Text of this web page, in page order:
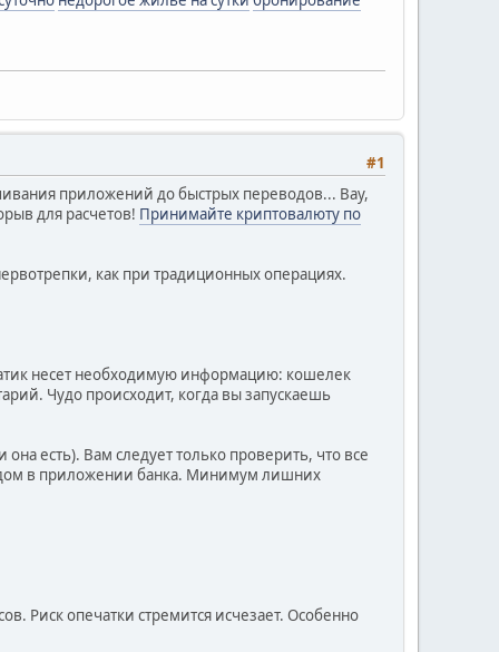
#1
приложений до быстрых переводов... Вау,
для расчетов! Принимайте криптовалюту по
как при традиционных операциях.
несет необходимую информацию: кошелек
Чудо происходит, когда вы запускаешь
есть). Вам следует только проверить, что все
в приложении банка. Минимум лишних
Риск опечатки стремится исчезает. Особенно